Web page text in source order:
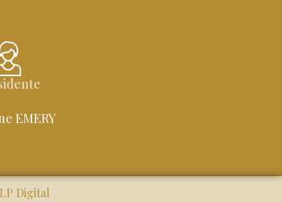
EMERY
Digital